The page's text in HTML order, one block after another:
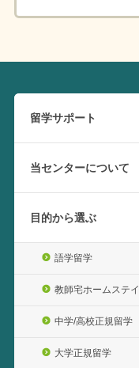
留学サポート
当センターについて
目的から選ぶ
語学留学
教師宅ホームステイ
中学/高校正規留学
大学正規留学